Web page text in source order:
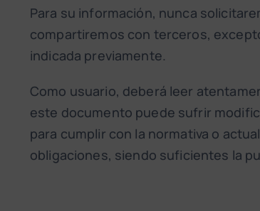
Para su información, nunca
compartiremos con terceros,
indicada previamente.
Como usuario, deberá leer
este documento puede sufrir
para cumplir con la normativa o
obligaciones, siendo suficientes la